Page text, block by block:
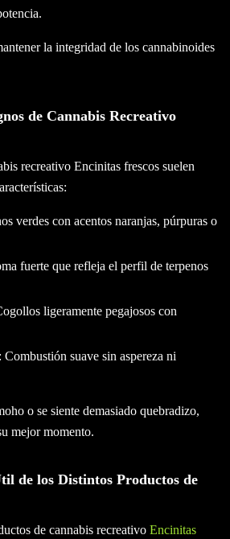
la integridad de los cannabinoides
de Cannabis Recreativo
recreativo Encinitas frescos suelen
verdes con acentos naranjas, púrpuras o
fuerte que refleja el perfil de terpenos
ligeramente pegajosos con
suave sin aspereza ni
o se siente demasiado quebradizo,
mejor momento.
de los Distintos Productos de
de cannabis recreativo Encinitas